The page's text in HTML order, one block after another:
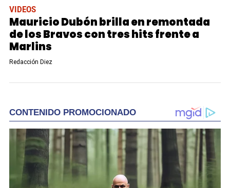
VIDEOS
Mauricio Dubón brilla en remontada
de los Bravos con tres hits frente a
Marlins
Redacción Diez